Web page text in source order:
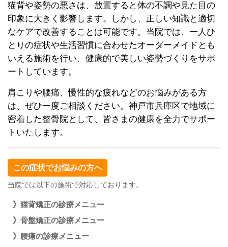
猫背や姿勢の悪さは、放置すると体の不調や見た目の
印象に大きく影響します。しかし、正しい知識と適切
なケアで改善することは可能です。当院では、一人ひ
とりの症状や生活習慣に合わせたオーダーメイドとも
いえる施術を行い、健康的で美しい姿勢づくりをサポ
ートしています。
肩こりや腰痛、慢性的な疲れなどのお悩みがある方
は、ぜひ一度ご相談ください。神戸市兵庫区で地域に
密着した整骨院として、皆さまの健康を全力でサポー
トいたします。
この症状でお悩みの方へ
当院では以下の施術で対応しております。
》猫背矯正の診療メニュー
》骨盤矯正の診療メニュー
》腰痛の診療メニュー